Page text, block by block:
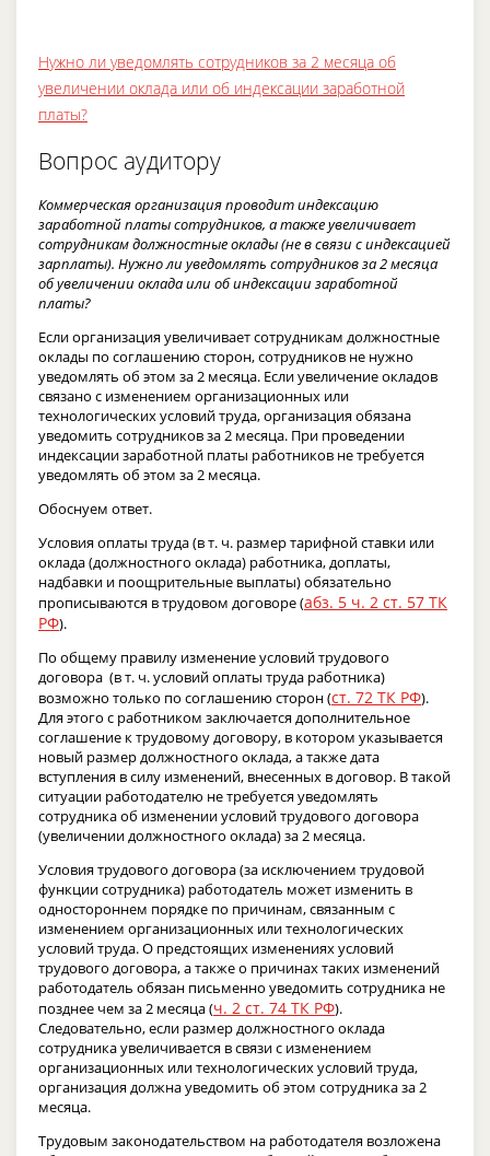
Нужно ли уведомлять сотрудников за 2 месяца об
увеличении оклада или об индексации заработной
платы?
Вопрос аудитору
Коммерческая организация проводит индексацию
заработной платы сотрудников, а также увеличивает
сотрудникам должностные оклады (не в связи с индексацией
зарплаты). Нужно ли уведомлять сотрудников за 2 месяца
об увеличении оклада или об индексации заработной
платы?
Если организация увеличивает сотрудникам должностные
оклады по соглашению сторон, сотрудников не нужно
уведомлять об этом за 2 месяца. Если увеличение окладов
связано с изменением организационных или
технологических условий труда, организация обязана
уведомить сотрудников за 2 месяца. При проведении
индексации заработной платы работников не требуется
уведомлять об этом за 2 месяца.
Обоснуем ответ.
Условия оплаты труда (в т. ч. размер тарифной ставки или
оклада (должностного оклада) работника, доплаты,
надбавки и поощрительные выплаты) обязательно
прописываются в трудовом договоре (абз. 5 ч. 2 ст. 57 ТК
РФ).
По общему правилу изменение условий трудового
договора (в т. ч. условий оплаты труда работника)
возможно только по соглашению сторон (ст. 72 ТК РФ).
Для этого с работником заключается дополнительное
соглашение к трудовому договору, в котором указывается
новый размер должностного оклада, а также дата
вступления в силу изменений, внесенных в договор. В такой
ситуации работодателю не требуется уведомлять
сотрудника об изменении условий трудового договора
(увеличении должностного оклада) за 2 месяца.
Условия трудового договора (за исключением трудовой
функции сотрудника) работодатель может изменить в
одностороннем порядке по причинам, связанным с
изменением организационных или технологических
условий труда. О предстоящих изменениях условий
трудового договора, а также о причинах таких изменений
работодатель обязан письменно уведомить сотрудника не
позднее чем за 2 месяца (ч. 2 ст. 74 ТК РФ).
Следовательно, если размер должностного оклада
сотрудника увеличивается в связи с изменением
организационных или технологических условий труда,
организация должна уведомить об этом сотрудника за 2
месяца.
Трудовым законодательством на работодателя возложена